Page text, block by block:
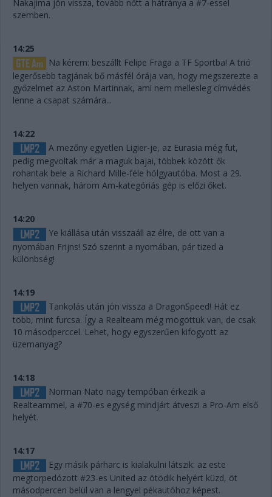
Nakajima jön vissza, tovább nőtt a hátránya a #7-essel
szemben.
14:25
Na kérem: beszállt Felipe Fraga a TF Sportba! A trió
legerősebb tagjának bő másfél órája van, hogy megszerezte a
győzelmet az Aston Martinnak, ami nem mellesleg címvédés
lenne a csapat számára...
14:22
A mezőny egyetlen Ligier-je, az Eurasia még fut,
pedig megvoltak már a maguk bajai, többek között ők
rohantak bele a Richard Mille-féle hölgyautóba. Most a 29.
helyen vannak, három Am-kategóriás gép is előzi őket.
14:20
Ye kiállása után visszaáll az élre, de ott van a
nyomában Frijns! Szó szerint a nyomában, pár tized a
különbség!
14:19
Tankolás után jön vissza a DragonSpeed! Hát ez
több, mint furcsa. Így a Realteam még mögöttük van, de csak
10 másodperccel. Lehet, hogy egyszerűen kifogyott az
üzemanyag?
14:18
Norman Nato nagy tempóban érkezik a
Realteammel, a #70-es egység mindjárt átveszi a Pro-Am első
helyét.
14:17
Egy másik párharc is kialakulni látszik: az este
megtorpedózott #23-es United az ötödik helyért küzd, öt
másodpercen belül van a lengyel pékautóhoz képest.